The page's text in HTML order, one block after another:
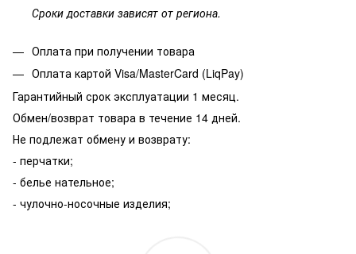
Сроки доставки зависят от региона.
Оплата при получении товара
Оплата картой Visa/MasterCard (LiqPay)
Гарантийный срок эксплуатации 1 месяц.
Обмен/возврат товара в течение 14 дней.
Не подлежат обмену и возврату:
- перчатки;
- белье нательное;
- чулочно-носочные изделия;